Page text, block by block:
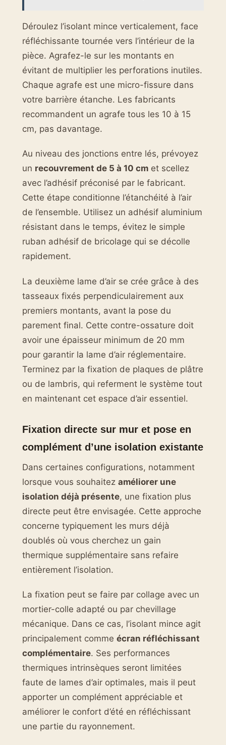
Déroulez l’isolant mince verticalement, face
réfléchissante tournée vers l’intérieur de la
pièce. Agrafez-le sur les montants en
évitant de multiplier les perforations inutiles.
Chaque agrafe est une micro-fissure dans
votre barrière étanche. Les fabricants
recommandent un agrafe tous les 10 à 15
cm, pas davantage.
Au niveau des jonctions entre lés, prévoyez
un recouvrement de 5 à 10 cm et scellez
avec l’adhésif préconisé par le fabricant.
Cette étape conditionne l’étanchéité à l’air
de l’ensemble. Utilisez un adhésif aluminium
résistant dans le temps, évitez le simple
ruban adhésif de bricolage qui se décolle
rapidement.
La deuxième lame d’air se crée grâce à des
tasseaux fixés perpendiculairement aux
premiers montants, avant la pose du
parement final. Cette contre-ossature doit
avoir une épaisseur minimum de 20 mm
pour garantir la lame d’air réglementaire.
Terminez par la fixation de plaques de plâtre
ou de lambris, qui referment le système tout
en maintenant cet espace d’air essentiel.
Fixation directe sur mur et pose en
complément d’une isolation existante
Dans certaines configurations, notamment
lorsque vous souhaitez améliorer une
isolation déjà présente, une fixation plus
directe peut être envisagée. Cette approche
concerne typiquement les murs déjà
doublés où vous cherchez un gain
thermique supplémentaire sans refaire
entièrement l’isolation.
La fixation peut se faire par collage avec un
mortier-colle adapté ou par chevillage
mécanique. Dans ce cas, l’isolant mince agit
principalement comme écran réfléchissant
complémentaire. Ses performances
thermiques intrinsèques seront limitées
faute de lames d’air optimales, mais il peut
apporter un complément appréciable et
améliorer le confort d’été en réfléchissant
une partie du rayonnement.